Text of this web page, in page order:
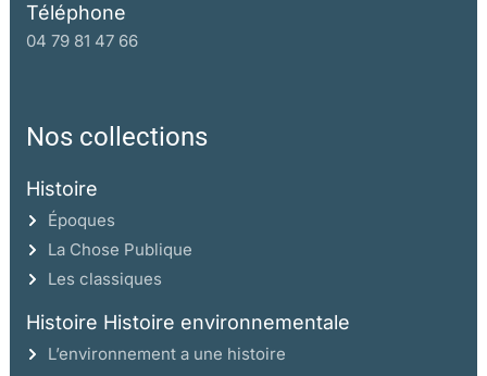
Téléphone
04 79 81 47 66
Nos collections
Histoire
Époques
La Chose Publique
Les classiques
Histoire Histoire environnementale
L’environnement a une histoire